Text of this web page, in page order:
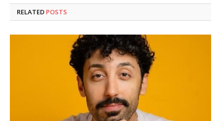
RELATED POSTS